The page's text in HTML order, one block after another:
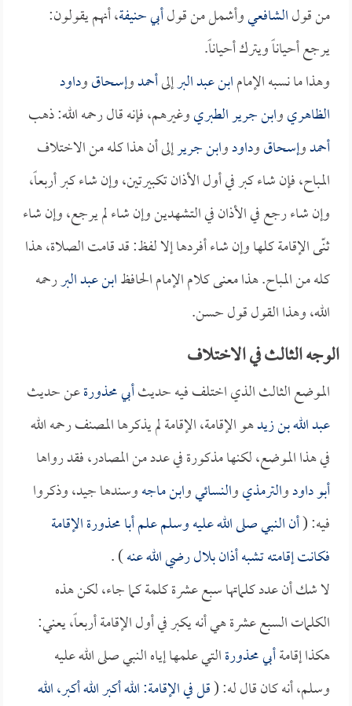
من قولالشافعيوأشمل من قولأبي حنيفة، أنهم يقولون:
يرجع أحياناً ويترك أحياناً.
وهذا ما نسبه الإمامابن عبد البرإلىأحمدوإسحاقوداود
الظاهريوابن جرير الطبريوغيرهم، فإنه قال رحمه الله: ذهب
أحمدوإسحاقوداودوابن جريرإلى أن هذا كله من الاختلاف
المباح، فإن شاء كبر في أول الأذان تكبيرتين، وإن شاء كبر أربعاً،
وإن شاء رجع في الأذان في التشهدين وإن شاء لم يرجع، وإن شاء
ثنّى الإقامة كلها وإن شاء أفردها إلا لفظ: قد قامت الصلاة، هذا
كله من المباح. هذا معنى كلام الإمام الحافظابن عبد البررحمه
الله، وهذا القول قول حسن.
الوجه الثالث في الاختلاف
الموضع الثالث الذي اختلف فيه حديثأبي محذورةعن حديث
عبد الله بن زيدهو الإقامة، الإقامة لم يذكرها المصنف رحمه الله
في هذا الموضع، لكنها مذكورة في عدد من المصادر، فقد رواها
أبو داودوالترمذيوالنسائيوابن ماجهوسندها جيد، وذكروا
فيه: (أن النبي صلى الله عليه وسلم علمأبا محذورةالإقامة
فكانت إقامته تشبه أذانبلالرضي الله عنه) .
لا شك أن عدد كلماتها سبع عشرة كلمة كما جاء، لكن هذه
الكلمات السبع عشرة هي أنه يكبر في أول الإقامة أربعاً، يعني:
هكذا إقامةأبي محذورةالتي علمها إياه النبي صلى الله عليه
وسلم، أنه كان قال له: (قل في الإقامة: الله أكبر الله أكبر، الله